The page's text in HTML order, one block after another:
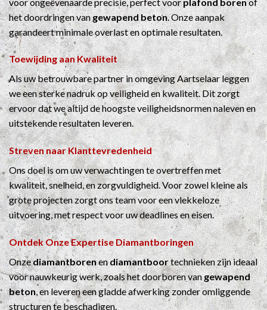
het doordringen vangewapend beton. Onze aanpak
garandeert minimale overlast en optimale resultaten.
Toewijding aan Kwaliteit
Als uw betrouwbare partner in omgeving Aartselaar leggen
we een sterke nadruk op veiligheid en kwaliteit. Dit zorgt
ervoor dat we altijd de hoogste veiligheidsnormen naleven en
uitstekende resultaten leveren.
Streven naar Klanttevredenheid
Ons doel is om uw verwachtingen te overtreffen met
kwaliteit, snelheid, en zorgvuldigheid. Voor zowel kleine als
grote projecten zorgt ons team voor een vlekkeloze
uitvoering, met respect voor uw deadlines en eisen.
Ontdek Onze ExpertiseDiamantboringen
Onzediamantborenendiamantboortechnieken zijn ideaal
voor nauwkeurig werk, zoals het doorboren vangewapend
beton, en leveren een gladde afwerking zonder omliggende
structuren te beschadigen.